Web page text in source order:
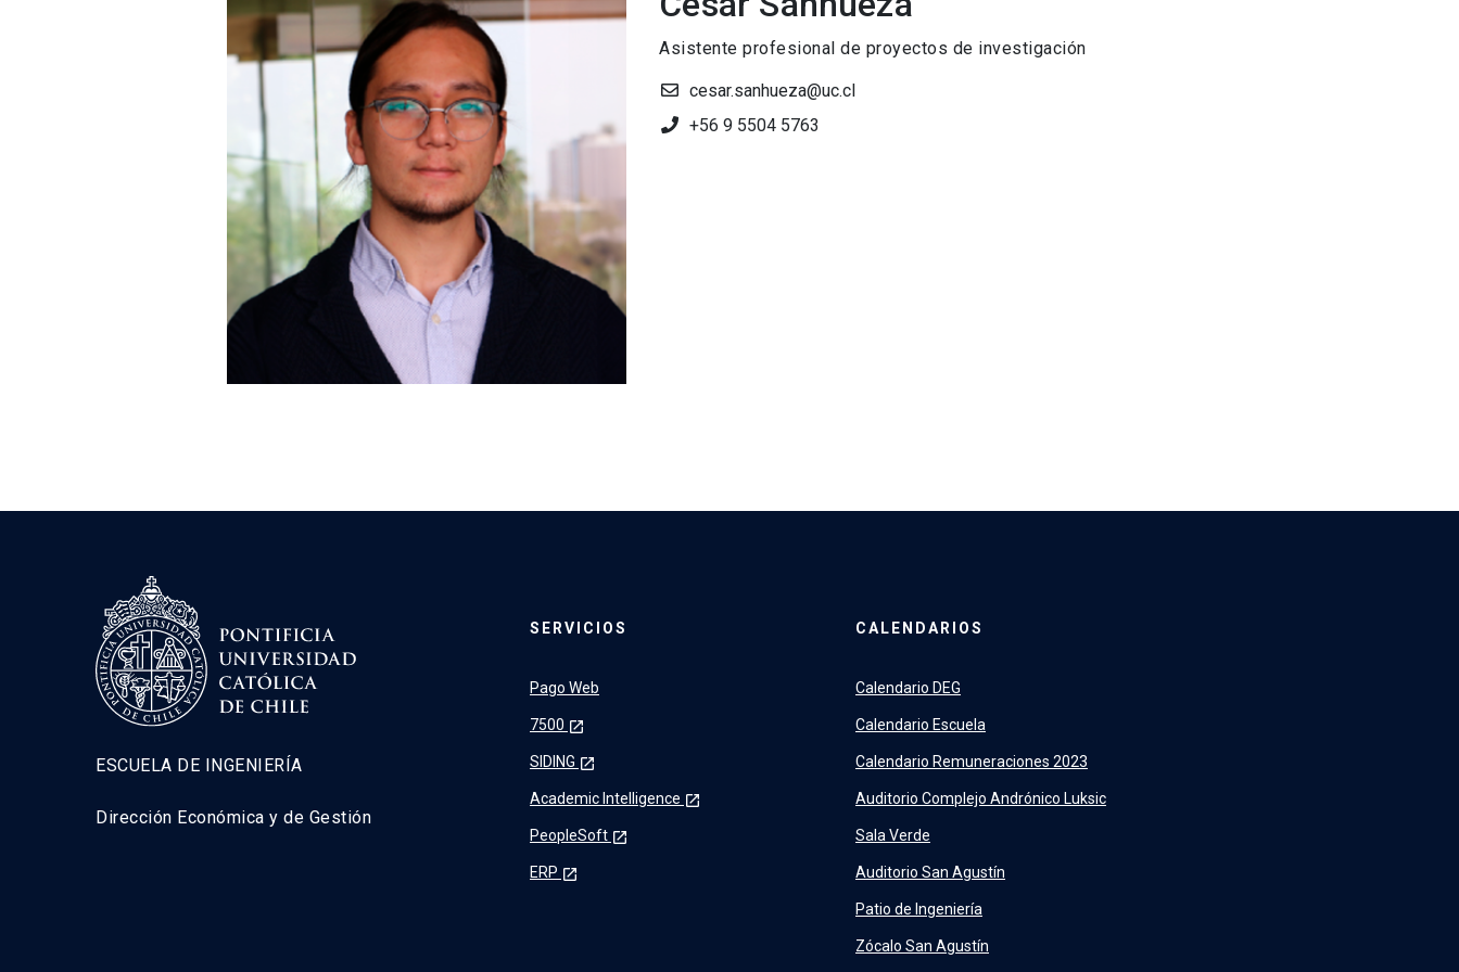
Asistente profesional de proyectos de investigación
cesar.sanhueza@uc.cl
+56 9 5504 5763
ESCUELA DE INGENIERÍA
Dirección Económica y de Gestión
SERVICIOS
Pago Web
7500 launch
SIDING launch
Academic Intelligence launch
PeopleSoft launch
ERP launch
CALENDARIOS
Calendario DEG
Calendario Escuela
Calendario Remuneraciones 2023
Auditorio Complejo Andrónico Luksic
Sala Verde
Auditorio San Agustín
Patio de Ingeniería
Zócalo San Agustín